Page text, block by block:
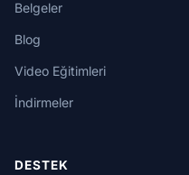
Belgeler
Blog
Video Eğitimleri
İndirmeler
DESTEK